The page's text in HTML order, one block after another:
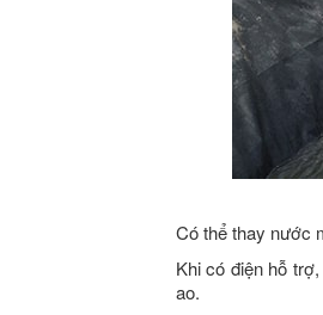
Có thể thay nước
Khi có điện hỗ
ao.